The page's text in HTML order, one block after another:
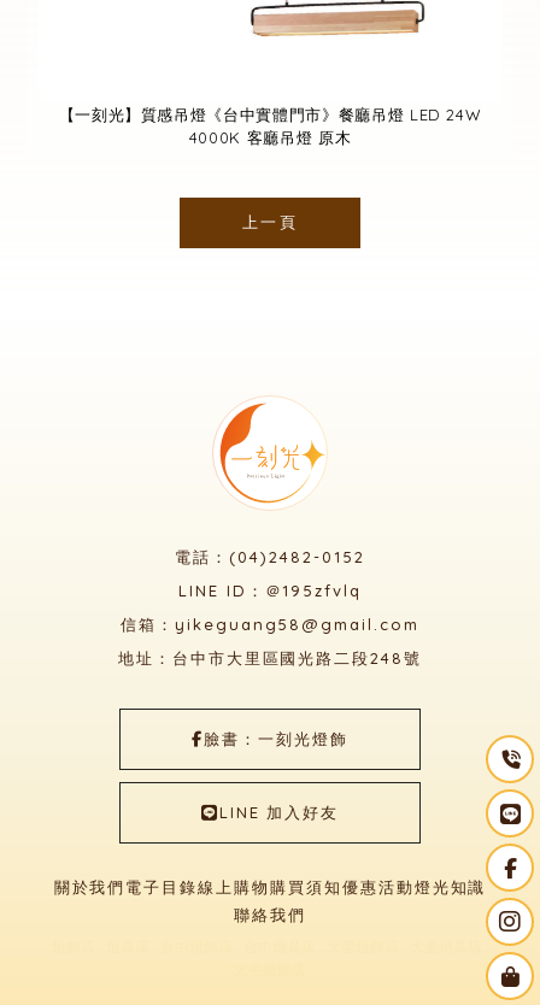
【一刻光】質感吊燈《台中實體門市》餐廳吊燈 LED 24W
4000K 客廳吊燈 原木
上一頁
電話：(04)2482-0152
LINE ID：＠195zfvlq
信箱：yikeguang58@gmail.com
地址：台中市大里區國光路二段248號
臉書：一刻光燈飾
LINE 加入好友
關於我們 電子目錄線上購物購買須知優惠活動燈光知識
聯絡我們